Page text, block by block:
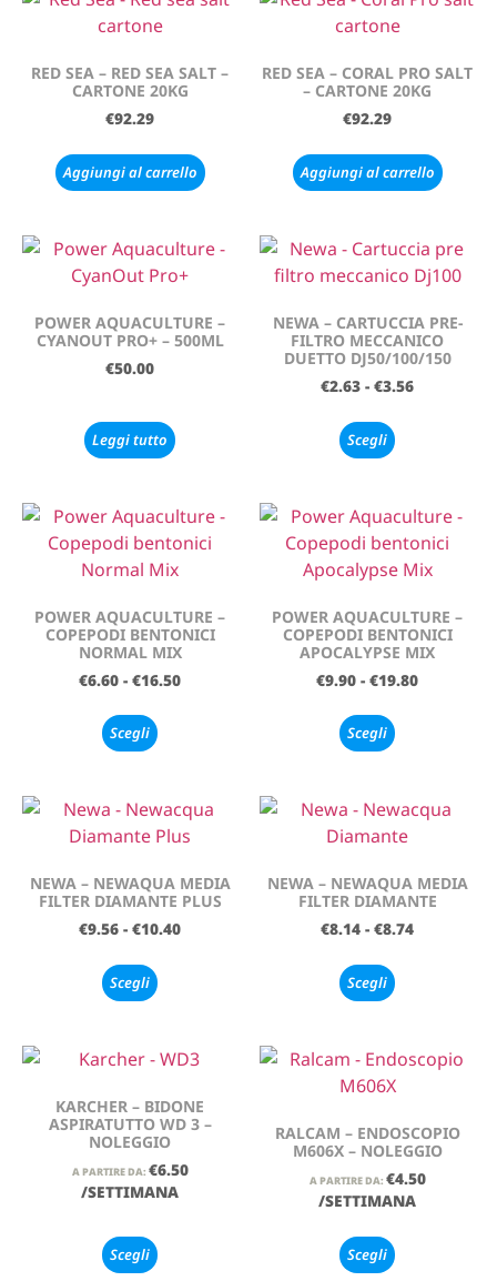
RED SEA – RED SEA SALT –
CARTONE 20KG
€92.29
Aggiungi al carrello
RED SEA – CORAL PRO SALT
– CARTONE 20KG
€92.29
Aggiungi al carrello
POWER AQUACULTURE –
CYANOUT PRO+ – 500ML
€50.00
Leggi tutto
NEWA – CARTUCCIA PRE-
FILTRO MECCANICO
DUETTO DJ50/100/150
€2.63 - €3.56
Scegli
POWER AQUACULTURE –
COPEPODI BENTONICI
NORMAL MIX
€6.60 - €16.50
Scegli
POWER AQUACULTURE –
COPEPODI BENTONICI
APOCALYPSE MIX
€9.90 - €19.80
Scegli
NEWA – NEWAQUA MEDIA
FILTER DIAMANTE PLUS
€9.56 - €10.40
Scegli
NEWA – NEWAQUA MEDIA
FILTER DIAMANTE
€8.14 - €8.74
Scegli
KARCHER – BIDONE
ASPIRATUTTO WD 3 –
NOLEGGIO
A PARTIRE DA: €6.50
/SETTIMANA
Scegli
RALCAM – ENDOSCOPIO
M606X – NOLEGGIO
A PARTIRE DA: €4.50
/SETTIMANA
Scegli